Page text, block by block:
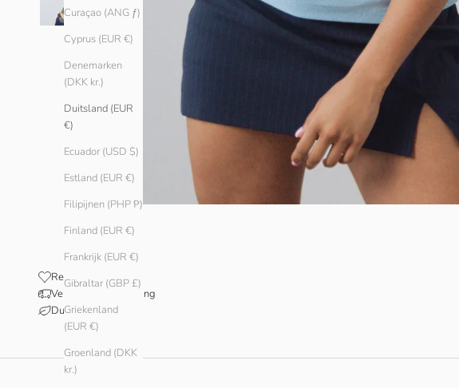
Curaçao (ANG ƒ)
Cyprus (EUR €)
Denemarken
(DKK kr.)
Duitsland (EUR
€)
Ecuador (USD $)
Estland (EUR €)
Filipijnen (PHP ₱)
Finland (EUR €)
Frankrijk (EUR €)
Gibraltar (GBP £)
Griekenland
(EUR €)
Groenland (DKK
kr.)
Reviews
Verzending en levering
Duurzaamheid